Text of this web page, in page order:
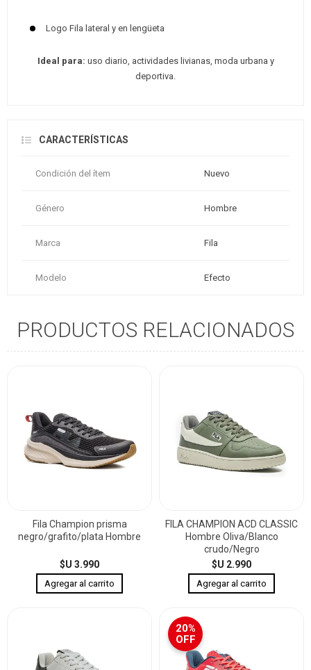
Logo Fila lateral y en lengüeta
Ideal para: uso diario, actividades livianas, moda urbana y
deportiva.
CARACTERÍSTICAS
Condición del ítem Nuevo
Género Hombre
Marca Fila
Modelo Efecto
PRODUCTOS RELACIONADOS
Fila Champion prisma
negro/grafito/plata Hombre
$U 3.990
FILA CHAMPION ACD CLASSIC
Hombre Oliva/Blanco
crudo/Negro
$U 2.990
20%
OFF